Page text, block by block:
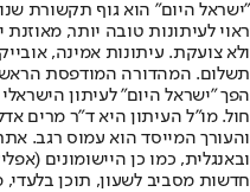
"ישראל היום" הוא גוף תקשורת
ראוי לעיתונות טובה יותר,
ולא צועקת. עיתונות אמינה,
הפך "ישראל היום" לעיתון
חול. מו"ל העיתון היא ד"ר מרים
והעורך המייסד הוא עמוס רגב.
חדשות מסביב לשעון, תוכן בלעדי,